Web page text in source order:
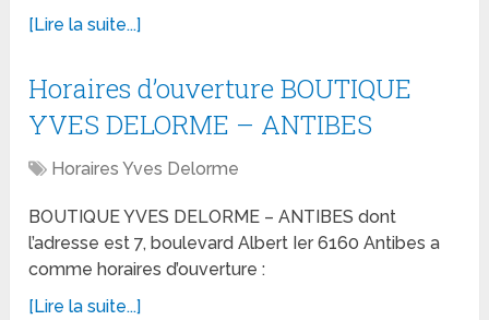
[Lire la suite...]
Horaires d’ouverture BOUTIQUE
YVES DELORME – ANTIBES
Horaires Yves Delorme
BOUTIQUE YVES DELORME – ANTIBES dont
l’adresse est 7, boulevard Albert Ier 6160 Antibes a
comme horaires d’ouverture :
[Lire la suite...]